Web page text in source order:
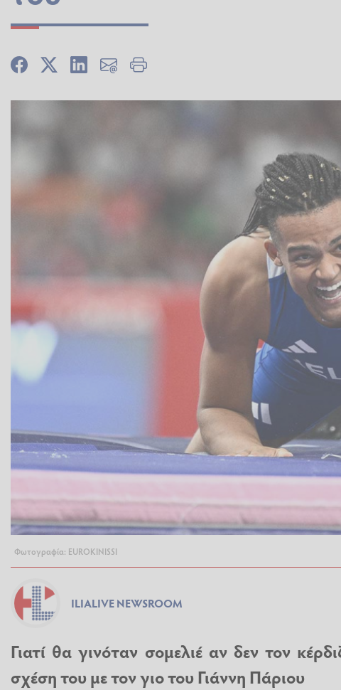
Φωτογραφία: EUROKINISSI
ILIALIVE NEWSROOM
Γιατί θα γινόταν σομελιέ αν δεν τον
σχέση του με τον γιο του Γιάννη Πάριου